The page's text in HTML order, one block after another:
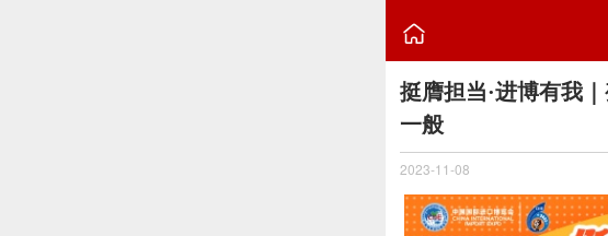

挺膺担当·进博有我
一般
2023-11-08